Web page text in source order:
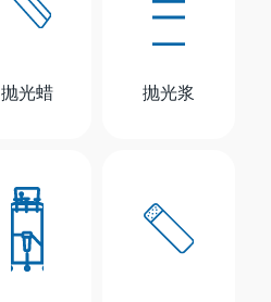
抛光蜡 抛光浆